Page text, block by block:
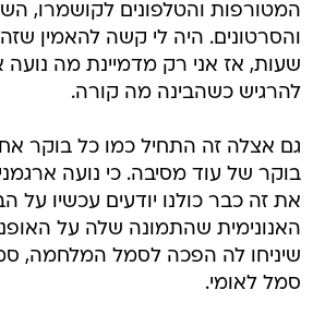
המטורפות והטלפונים לקושמרו,
והסרטונים. היה לי קשה להאמין
שעות, אז אני רק מדמיינת מה נועה
להרגיש כשהבינה מה קורה.
גם אצלה זה התחיל כמו כל בוקר
בוקר של עוד מסיבה. כי נועה
את זה כבר כולנו יודעים עכשיו על
האנונימית שהתמונה שלה על
שיניחו לה הפכה לסמל המלחמה,
סמל לאומי.